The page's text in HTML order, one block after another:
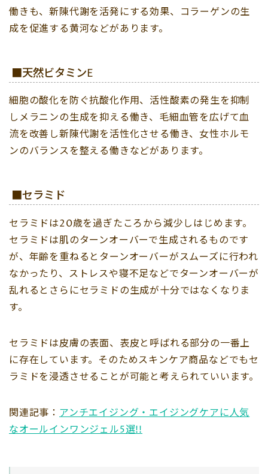
働きも、新陳代謝を活発にする効果、コラーゲンの生
成を促進する黄河などがあります。
■天然ビタミンE
細胞の酸化を防ぐ抗酸化作用、活性酸素の発生を抑制
しメラニンの生成を抑える働き、毛細血管を広げて血
流を改善し新陳代謝を活性化させる働き、女性ホルモ
ンのバランスを整える働きなどがあります。
■セラミド
セラミドは20歳を過ぎたころから減少しはじめます。
セラミドは肌のターンオーバーで生成されるものです
が、年齢を重ねるとターンオーバーがスムーズに行われ
なかったり、ストレスや寝不足などでターンオーバーが
乱れるとさらにセラミドの生成が十分ではなくなりま
す。
セラミドは皮膚の表面、表皮と呼ばれる部分の一番上
に存在しています。そのためスキンケア商品などでもセ
ラミドを浸透させることが可能と考えられていいます。
関連記事： アンチエイジング・エイジングケアに人気
なオールインワンジェル5選!!